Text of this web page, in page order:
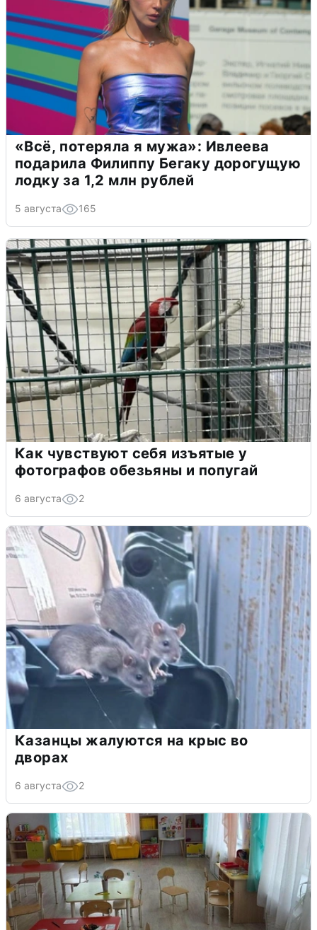
«Всё, потеряла я мужа»: Ивлеева
подарила Филиппу Бегаку дорогущую
лодку за 1,2 млн рублей
5 августа 165
Как чувствуют себя изъятые у
фотографов обезьяны и попугай
6 августа 2
Казанцы жалуются на крыс во
дворах
6 августа 2